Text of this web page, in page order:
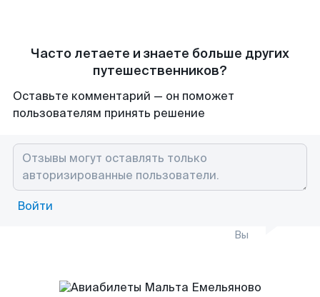
Часто летаете и знаете больше других
путешественников?
Оставьте комментарий — он поможет
пользователям принять решение
Войти
Вы